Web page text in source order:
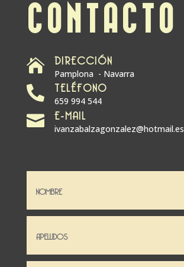
CONTACTO
 DIRECCIÓN
Pamplona - Navarra
 TELÉFONO
659 994 544
 E-MAIL
ivanzabalzagonzalez@hotmail.es